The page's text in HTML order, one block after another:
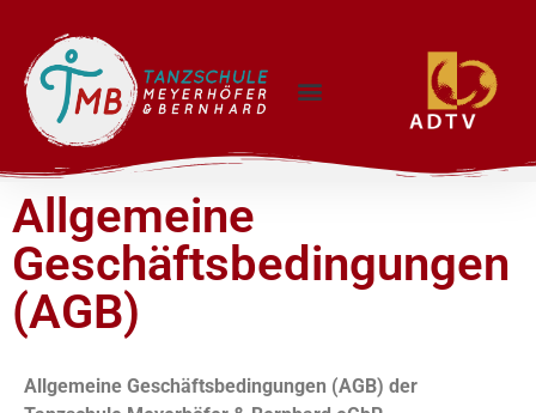
Allgemeine
Geschäftsbedingungen
(AGB)
Allgemeine Geschäftsbedingungen (AGB) der